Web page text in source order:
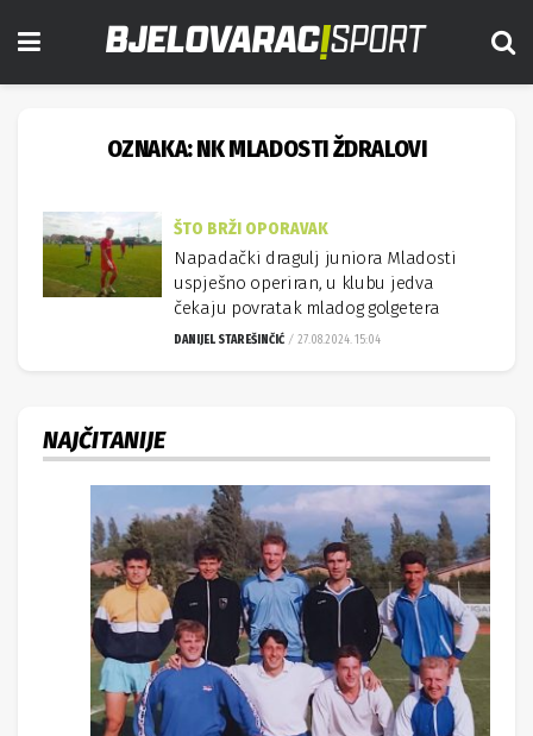
OZNAKA:NK MLADOSTI ŽDRALOVI
ŠTO BRŽI OPORAVAK
Napadački dragulj juniora Mladosti
uspješno operiran, u klubu jedva
čekaju povratak mladog golgetera
DANIJEL STAREŠINČIĆ 27.08.2024. 15:04
NAJČITANIJE